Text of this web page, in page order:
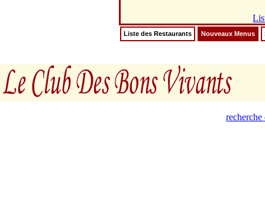
Liste des Restaurants Nouveaux Menus
recherche